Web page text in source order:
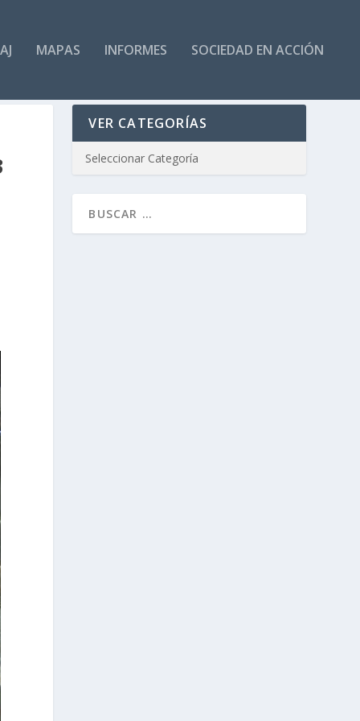
MAPAS INFORMES SOCIEDAD EN ACCIÓN
VER CATEGORÍAS